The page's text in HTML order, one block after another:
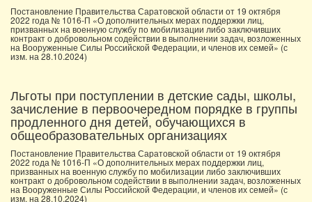
Постановление Правительства Саратовской области от 19 октября
2022 года № 1016-П «О дополнительных мерах поддержки лиц,
призванных на военную службу по мобилизации либо заключивших
контракт о добровольном содействии в выполнении задач, возложенных
на Вооруженные Силы Российской Федерации, и членов их семей» (с
изм. на 28.10.2024)
Льготы при поступлении в детские сады, школы,
зачисление в первоочередном порядке в группы
продленного дня детей, обучающихся в
общеобразовательных организациях
Постановление Правительства Саратовской области от 19 октября
2022 года № 1016-П «О дополнительных мерах поддержки лиц,
призванных на военную службу по мобилизации либо заключивших
контракт о добровольном содействии в выполнении задач, возложенных
на Вооруженные Силы Российской Федерации, и членов их семей» (с
изм. на 28.10.2024)